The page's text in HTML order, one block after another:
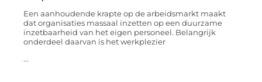
Een aanhoudende krapte op de arbeidsmarkt maakt
dat organisaties massaal inzetten op een duurzame
inzetbaarheid van het eigen personeel. Belangrijk
onderdeel daarvan is het werkplezier
...